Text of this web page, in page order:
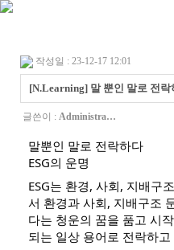
작성일 : 23-12-17 12:01
[N.Learning] 말 뿐인 말로 전락
글쓴이 : Administra…
말뿐인 말로 전락하다
ESG의 운명
ESG는 환경, 사회, 지배구
서 환경과 사회, 지배구조
다는 청운의 꿈을 품고 시
되는 일상 용어로 전락하고